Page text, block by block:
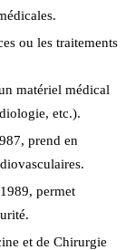
ou les traitements
matériel médical
etc.).
prend en
permet
et de Chirurgie